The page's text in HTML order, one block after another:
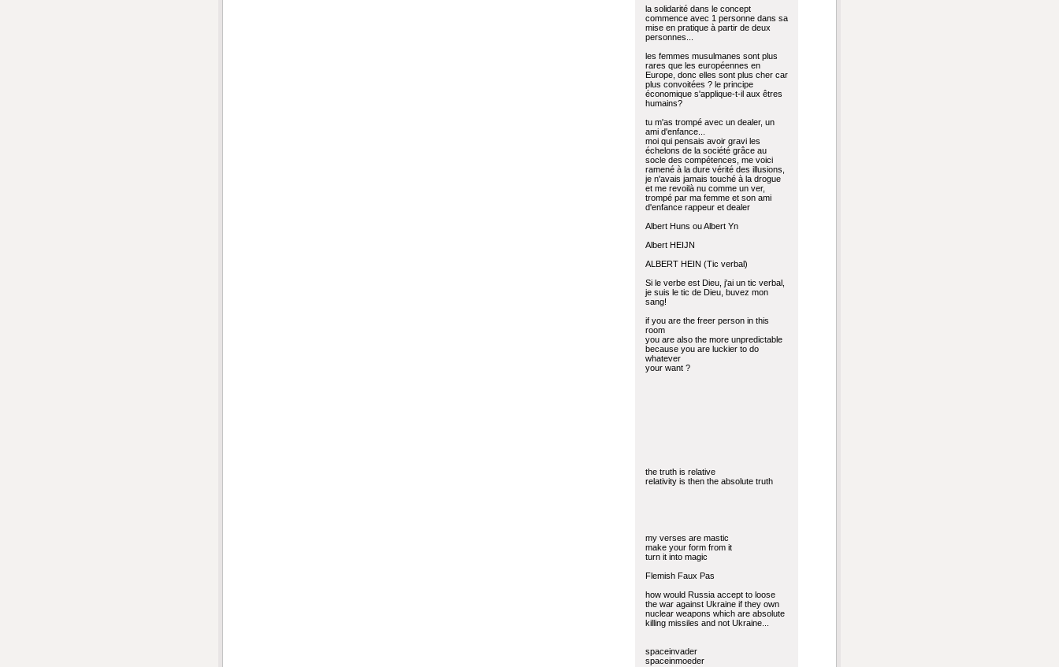
la solidarité dans le concept
commence avec 1 personne dans sa
mise en pratique à partir de deux
personnes...
les femmes musulmanes sont plus
rares que les européennes en
Europe, donc elles sont plus cher car
plus convoitées ? le principe
économique s'applique-t-il aux êtres
humains?
tu m'as trompé avec un dealer, un
ami d'enfance...
moi qui pensais avoir gravi les
échelons de la société grâce au
socle des compétences, me voici
ramené à la dure vérité des illusions,
je n'avais jamais touché à la drogue
et me revoilà nu comme un ver,
trompé par ma femme et son ami
d'enfance rappeur et dealer
Albert Huns ou Albert Yn
Albert HEIJN
ALBERT HEIN (Tic verbal)
Si le verbe est Dieu, j'ai un tic verbal,
je suis le tic de Dieu, buvez mon
sang!
if you are the freer person in this
room
you are also the more unpredictable
because you are luckier to do
whatever
your want ?
the truth is relative
relativity is then the absolute truth
my verses are mastic
make your form from it
turn it into magic
Flemish Faux Pas
how would Russia accept to loose
the war against Ukraine if they own
nuclear weapons which are absolute
killing missiles and not Ukraine...
spaceinvader
spaceinmoeder